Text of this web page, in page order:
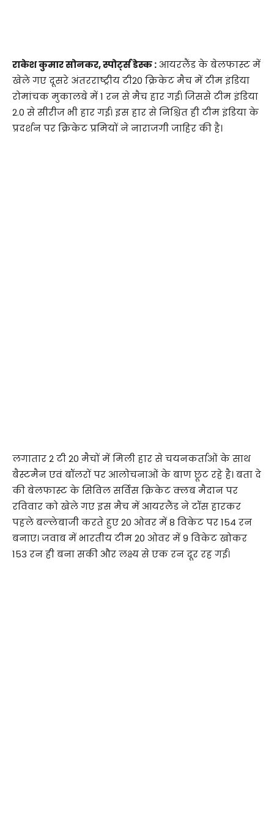
राकेश कुमार सोनकर, स्पोर्ट्स डेस्क :आयरलैंड के बेलफास्ट में
खेले गए दूसरे अंतरराष्ट्रीय टी20 क्रिकेट मैच में टीम इंडिया
रोमांचक मुकालबे में 1 रन से मैच हार गई। जिससे टीम इंडिया
2.0 से सीरीज भी हार गई। इस हार से निश्चित ही टीम इंडिया के
प्रदर्शन पर क्रिकेट प्रमियों ने नाराजगी जाहिर की है।
लगातार 2 टी 20 मैचों में मिली हार से चयनकर्ताओं के साथ
बैस्टमैन एवं बॉलरों पर आलोचनाओं के बाण छूट रहे है। बता दे
की बेलफास्ट के सिविल सर्विस क्रिकेट क्लब मैदान पर
रविवार को खेले गए इस मैच में आयरलैंड ने टॉस हारकर
पहले बल्लेबाजी करते हुए 20 ओवर में 8 विकेट पर 154 रन
बनाए। जवाब में भारतीय टीम 20 ओवर में 9 विकेट खोकर
153 रन ही बना सकी और लक्ष्य से एक रन दूर रह गई।